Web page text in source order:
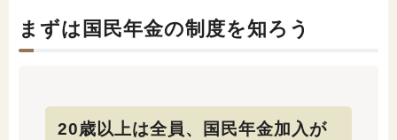
まずは国民年金の制度を知ろう
20歳以上は全員、国民年金加入が